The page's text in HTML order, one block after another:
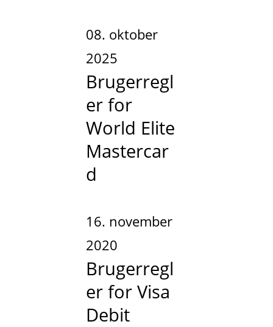
08. oktober
2025
Brugerregl
er for
World Elite
Mastercar
d
16. november
2020
Brugerregl
er for Visa
Debit